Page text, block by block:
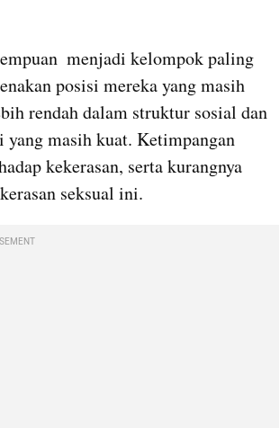
menjadi kelompok paling
posisi mereka yang masih
rendah dalam struktur sosial dan
masih kuat. Ketimpangan
kekerasan, serta kurangnya
seksual ini.